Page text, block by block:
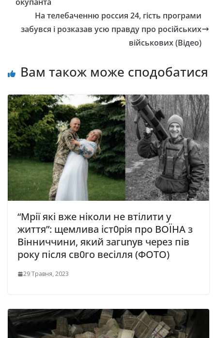
окупанта
На телебаченню россия 24, гість програми
забувся і розказав усю правду про російських
військових (Відео)
Вам також може сподобатися
“Мрії які вже ніколи не втілити у
життя”: щемлива іст0рія про ВОЇНА з
Вінниччини, який загunув через пів
року після св0го весілля (ФОТО)
29 Травня, 2023